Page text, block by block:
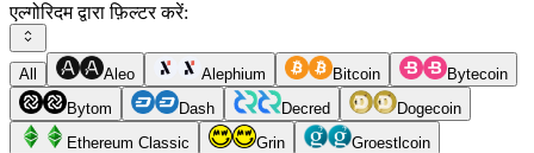
एल्गोरिदम द्वारा फ़िल्टर करें:
All Aleo Alephium Bitcoin
Bytecoin
Bytom
Dash Decred
Dogecoin
Ethereum Classic
Grin
Groestlcoin